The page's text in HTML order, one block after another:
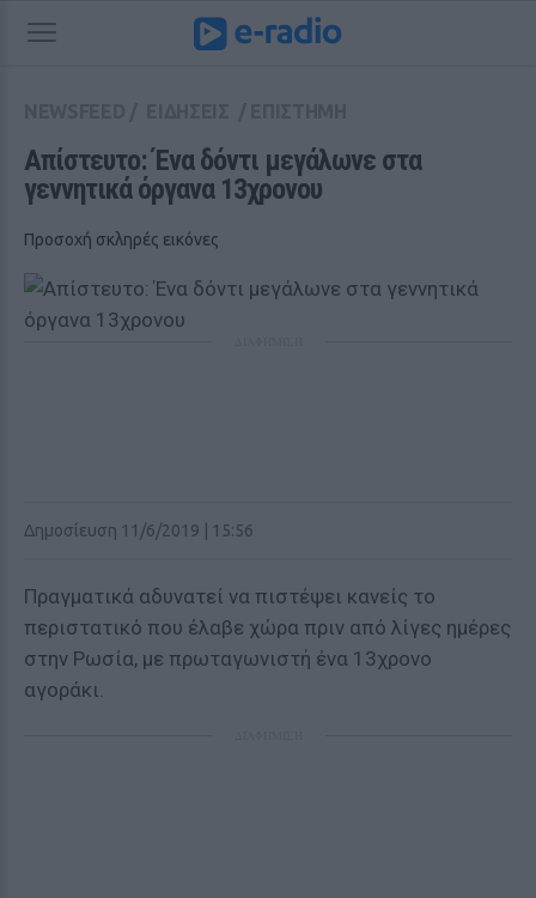
Απίστευτο: Ένα δόντι μεγάλωνε στα
γεννητικά όργανα 13χρονου
Προσοχή σκληρές εικόνες
Δημοσίευση 11/6/2019 | 15:56
Πραγματικά αδυνατεί να πιστέψει κανείς το
περιστατικό που έλαβε χώρα πριν από λίγες ημέρες
στην Ρωσία, με πρωταγωνιστή ένα 13χρονο
αγοράκι.